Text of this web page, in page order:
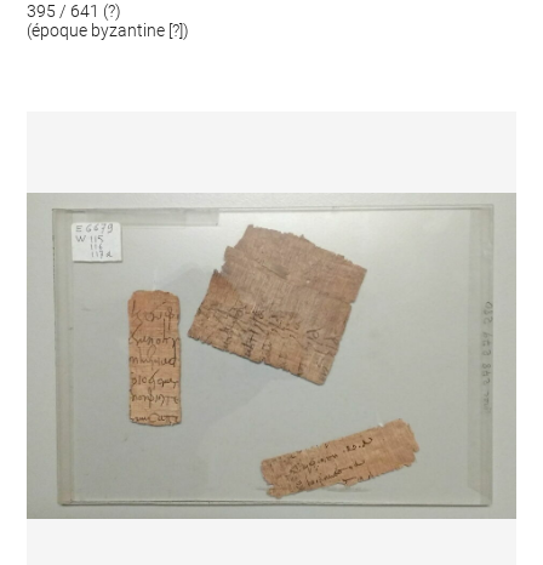
395 / 641 (?)
(époque byzantine [?])